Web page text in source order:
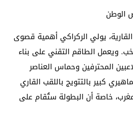
الوطن
يولي الركراكي أهمية قصوى
ويعمل الطاقم التقني على بناء
المحترفين وحماس العناصر
كبير بالتتويج باللقب القاري
خاصة أن البطولة ستُقام على